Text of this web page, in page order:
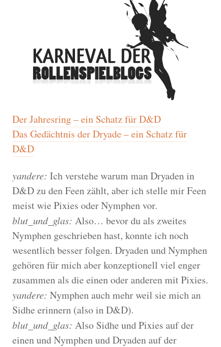
Der Jahresring – ein Schatz für D&D
Das Gedächtnis der Dryade – ein Schatz für
D&D
yandere: Ich verstehe warum man Dryaden in
D&D zu den Feen zählt, aber ich stelle mir Feen
meist wie Pixies oder Nymphen vor.
blut_und_glas: Also… bevor du als zweites
Nymphen geschrieben hast, konnte ich noch
wesentlich besser folgen. Dryaden und Nymphen
gehören für mich aber konzeptionell viel enger
zusammen als die einen oder anderen mit Pixies.
yandere: Nymphen auch mehr weil sie mich an
Sidhe erinnern (also in D&D).
blut_und_glas: Also Sidhe und Pixies auf der
einen und Nymphen und Dryaden auf der